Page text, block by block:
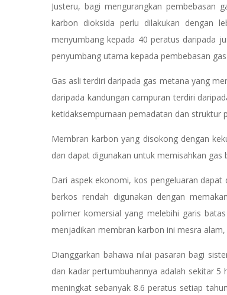
Justeru, bagi mengurangkan pembebasan
karbon dioksida perlu dilakukan dengan
menyumbang kepada 40 peratus daripada
penyumbang utama kepada pembebasan
Gas asli terdiri daripada gas metana yang
daripada kandungan campuran terdiri
ketidaksempurnaan pemadatan dan struktur
Membran karbon yang disokong dengan
dan dapat digunakan untuk memisahkan
Dari aspek ekonomi, kos pengeluaran
berkos rendah digunakan dengan
polimer komersial yang melebihi garis
menjadikan membran karbon ini mesra
Dianggarkan bahawa nilai pasaran bagi
dan kadar pertumbuhannya adalah sekitar
meningkat sebanyak 8.6 peratus setiap